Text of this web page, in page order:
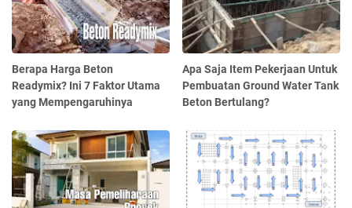
Berapa Harga Beton
Readymix? Ini 7 Faktor Utama
yang Mempengaruhinya
Apa Saja Item Pekerjaan Untuk
Pembuatan Ground Water Tank
Beton Bertulang?